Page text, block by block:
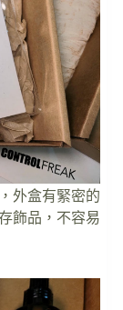
外盒有緊密的
飾品，不容易